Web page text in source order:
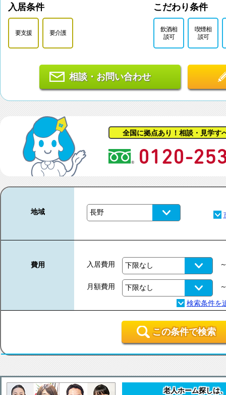
入居条件
要支援 要介護
こだわり条件
飲酒相
談可
喫煙相
談可
相談・お問い合わせ
全国に拠点あり！相談・見学す
地域
費用 入居費用
月額費用
この条件で検索
老人ホーム探しは